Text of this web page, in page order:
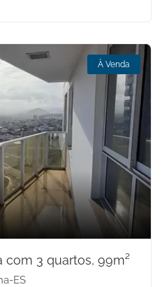
À Venda
com 3 quartos, 99m²
ES